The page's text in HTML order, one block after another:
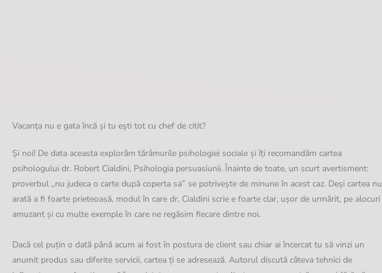
Vacanța nu e gata încă și tu ești tot cu chef de citit?
Și noi! De data aceasta explorăm tărâmurile psihologiei sociale și îți recomandăm cartea
psihologului dr. Robert Cialdini, Psihologia persuasiunii. Înainte de toate, un scurt avertisment:
proverbul „nu judeca o carte după coperta sa” se potrivește de minune în acest caz. Deși cartea nu
arată a fi foarte prieteoasă, modul în care dr. Cialdini scrie e foarte clar, ușor de urmărit, pe alocuri
amuzant și cu multe exemple în care ne regăsim fiecare dintre noi.
Dacă cel puțin o dată până acum ai fost în postura de client sau chiar ai încercat tu să vinzi un
anumit produs sau diferite servicii, cartea ți se adresează. Autorul discută câteva tehnici de